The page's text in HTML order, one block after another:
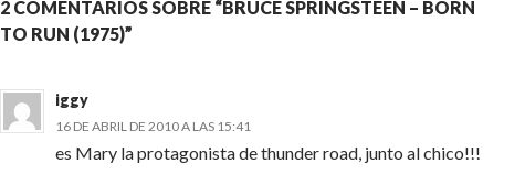
2 COMENTARIOS SOBRE “BRUCE SPRINGSTEEN – BORN
TO RUN (1975)”
iggy
16 DE ABRIL DE 2010 A LAS 15:41
es Mary la protagonista de thunder road, junto al chico!!!